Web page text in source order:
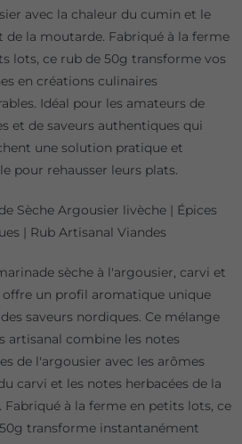
avec la chaleur du cumin et le
de la moutarde. Fabriqué à la ferme
lots, ce rub de 50g transforme vos
en créations culinaires
Idéal pour les amateurs de
et de saveurs authentiques qui
une solution pratique et
pour rehausser leurs plats.
Sèche Argousier livèche | Épices
| Rub Artisanal Viandes
sèche à l'argousier, carvi et
offre un profil aromatique unique
saveurs nordiques. Ce mélange
artisanal combine les notes
de l'argousier avec les arômes
carvi et les notes herbacées de la
Fabriqué à la ferme en petits lots, ce
transforme instantanément